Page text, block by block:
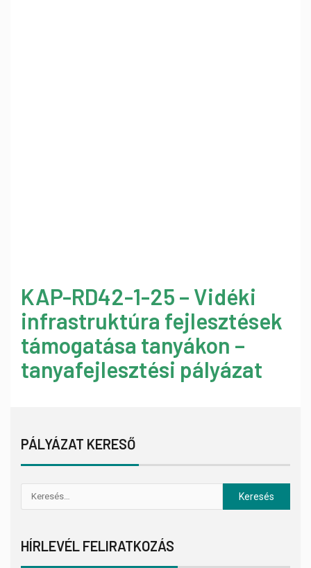
KAP-RD42-1-25 – Vidéki
infrastruktúra fejlesztések
támogatása tanyákon –
tanyafejlesztési pályázat
PÁLYÁZAT KERESŐ
HÍRLEVÉL FELIRATKOZÁS